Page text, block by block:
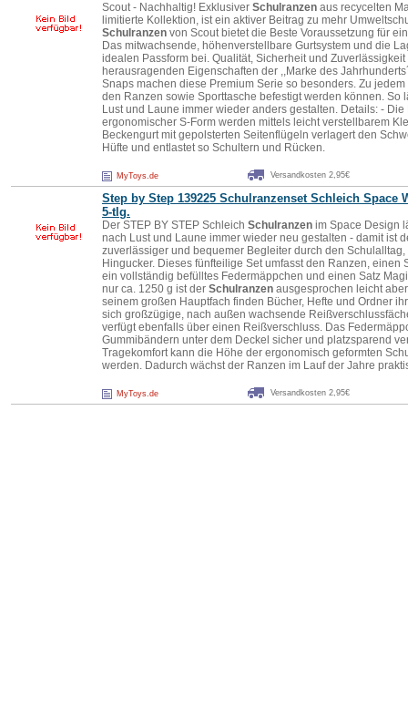
Scout - Nachhaltig! Exklusiver Schulranzen aus recycelten
limitierte Kollektion, ist ein aktiver Beitrag zu mehr
Schulranzen von Scout bietet die Beste Voraussetzung für
Das mitwachsende, höhenverstellbare Gurtsystem und die
idealen Passform bei. Qualität, Sicherheit und
herausragenden Eigenschaften der ,,Marke des
Snaps machen diese Premium Serie so besonders. Zu
den Ranzen sowie Sporttasche befestigt werden können. So
Lust und Laune immer wieder anders gestalten. Details: -
ergonomischer S-Form werden mittels leicht verstellbarem
Beckengurt mit gepolsterten Seitenflügeln verlagert den
Hüfte und entlastet so Schultern und Rücken.
MyToys.de Versandkosten 2,95€
Step by Step 139225 Schulranzenset Schleich Space
5-tlg.
Der STEP BY STEP Schleich Schulranzen im Space Design
nach Lust und Laune immer wieder neu gestalten - damit ist
zuverlässiger und bequemer Begleiter durch den
Hingucker. Dieses fünfteilige Set umfasst den Ranzen, einen
ein vollständig befülltes Federmäppchen und einen Satz
nur ca. 1250 g ist der Schulranzen ausgesprochen leicht
seinem großen Hauptfach finden Bücher, Hefte und Ordner
sich großzügige, nach außen wachsende
verfügt ebenfalls über einen Reißverschluss. Das
Gummibändern unter dem Deckel sicher und platzsparend
Tragekomfort kann die Höhe der ergonomisch geformten
werden. Dadurch wächst der Ranzen im Lauf der Jahre
MyToys.de Versandkosten 2,95€